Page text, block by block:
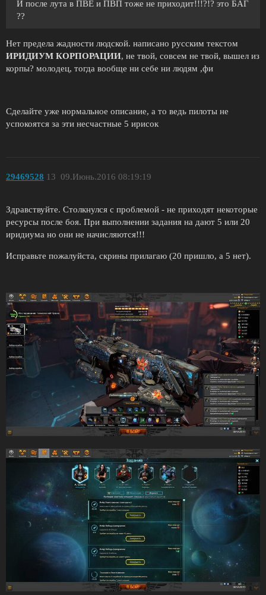
И после лута в ПВЕ и ПВП тоже не приходит!!!?!? это БАГ
??
Нет предела жадности людской. написано русским текстом
ИРИДИУМ КОРПОРАЦИИ, не твой, совсем не твой, вышел из
корпы? молодец, тогда вообще ни себе ни людям ,фи
Сделайте уже нормальное описание, а то ведь пилоты не
успокоятся за эти несчастные 5 ирисок
29469528 09.Июнь.2016 08:19:19
13
Здравствуйте. Столкнулся с проблемой - не приходят некоторые
ресурсы после боя. При выполнении задания на дают 5 или 20
иридиума но они не начисляются!!!
Исправьте пожалуйста, скрины прилагаю (20 пришло, а 5 нет).